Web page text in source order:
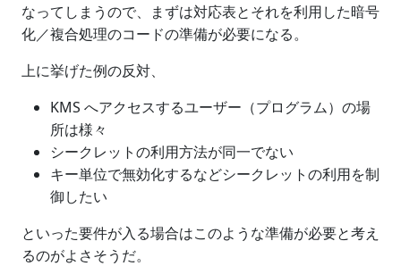
なってしまうので、まずは対応表とそれを利用した暗号
化／複合処理のコードの準備が必要になる。
上に挙げた例の反対、
KMS へアクセスするユーザー（プログラム）の場
所は様々
シークレットの利用方法が同一でない
キー単位で無効化するなどシークレットの利用を制
御したい
といった要件が入る場合はこのような準備が必要と考え
るのがよさそうだ。